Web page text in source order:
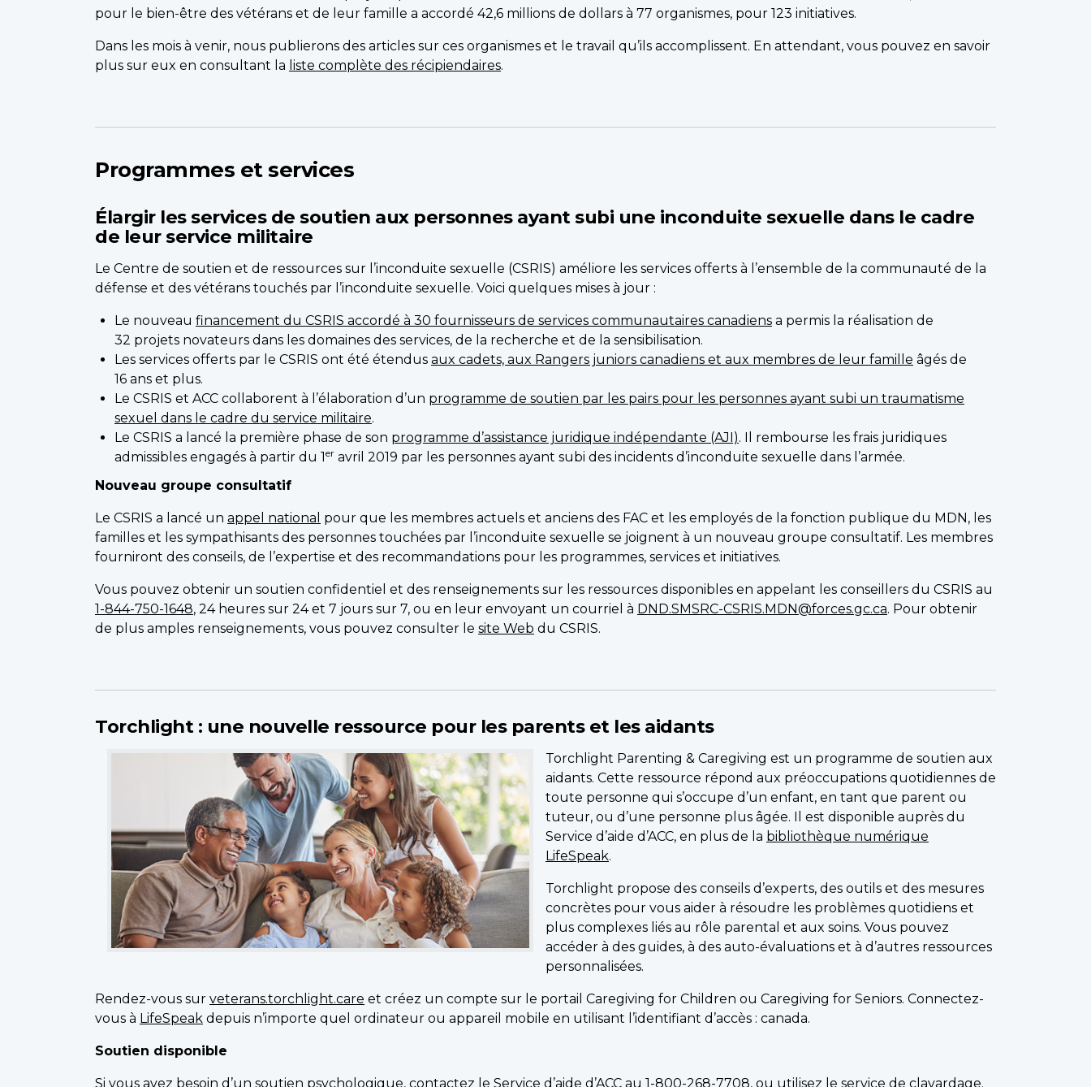
pour le bien-être des vétérans et de leur famille a accordé 42,6 millions de dollars à 77 organismes, pour 123 initiatives.
Dans les mois à venir, nous publierons des articles sur ces organismes et le travail qu’ils accomplissent. En attendant, vous pouvez en savoir
plus sur eux en consultant la liste complète des récipiendaires.
Programmes et services
Élargir les services de soutien aux personnes ayant subi une inconduite sexuelle dans le cadre
de leur service militaire
Le Centre de soutien et de ressources sur l’inconduite sexuelle (CSRIS) améliore les services offerts à l’ensemble de la communauté de la
défense et des vétérans touchés par l’inconduite sexuelle. Voici quelques mises à jour :
Le nouveau financement du CSRIS accordé à 30 fournisseurs de services communautaires canadiens a permis la réalisation de
32 projets novateurs dans les domaines des services, de la recherche et de la sensibilisation.
Les services offerts par le CSRIS ont été étendus aux cadets, aux Rangers juniors canadiens et aux membres de leur famille âgés de
16 ans et plus.
Le CSRIS et ACC collaborent à l’élaboration d’un programme de soutien par les pairs pour les personnes ayant subi un traumatisme
sexuel dans le cadre du service militaire.
Le CSRIS a lancé la première phase de son programme d’assistance juridique indépendante (AJI). Il rembourse les frais juridiques
admissibles engagés à partir du 1er avril 2019 par les personnes ayant subi des incidents d’inconduite sexuelle dans l’armée.
Nouveau groupe consultatif
Le CSRIS a lancé un appel national pour que les membres actuels et anciens des FAC et les employés de la fonction publique du MDN, les
familles et les sympathisants des personnes touchées par l’inconduite sexuelle se joignent à un nouveau groupe consultatif. Les membres
fourniront des conseils, de l’expertise et des recommandations pour les programmes, services et initiatives.
Vous pouvez obtenir un soutien confidentiel et des renseignements sur les ressources disponibles en appelant les conseillers du CSRIS au
1-844-750-1648, 24 heures sur 24 et 7 jours sur 7, ou en leur envoyant un courriel à DND.SMSRC-CSRIS.MDN@forces.gc.ca. Pour obtenir
de plus amples renseignements, vous pouvez consulter le site Web du CSRIS.
Torchlight : une nouvelle ressource pour les parents et les aidants
Torchlight Parenting & Caregiving est un programme de soutien aux
aidants. Cette ressource répond aux préoccupations quotidiennes de
toute personne qui s’occupe d’un enfant, en tant que parent ou
tuteur, ou d’une personne plus âgée. Il est disponible auprès du
Service d’aide d’ACC, en plus de la bibliothèque numérique
LifeSpeak.
Torchlight propose des conseils d’experts, des outils et des mesures
concrètes pour vous aider à résoudre les problèmes quotidiens et
plus complexes liés au rôle parental et aux soins. Vous pouvez
accéder à des guides, à des auto-évaluations et à d’autres ressources
personnalisées.
Rendez-vous sur veterans.torchlight.care et créez un compte sur le portail Caregiving for Children ou Caregiving for Seniors. Connectez-
vous à LifeSpeak depuis n’importe quel ordinateur ou appareil mobile en utilisant l’identifiant d’accès : canada.
Soutien disponible
Si vous avez besoin d’un soutien psychologique, contactez le Service d’aide d’ACC au 1-800-268-7708, ou utilisez le service de clavardage.